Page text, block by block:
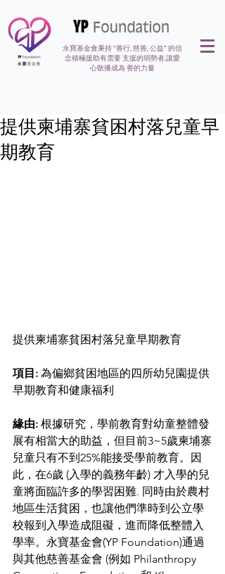
永寶基金會秉持 “善行, 慈善, 公益” 的信
念積極援助有需要 支援的弱勢者,讓愛
心散播成為 善的力量
提供柬埔寨貧困村落兒童早
期教育
提供柬埔寨貧困村落兒童早期教育
項目: 為偏鄉貧困地區的四所幼兒園提供
早期教育和健康福利
緣由: 根據研究，學前教育對幼童整體發
展有相當大的助益，但目前3~5歲柬埔寨
兒童只有不到25%能接受學前教育。因
此，在6歲 (入學的義務年齡) 才入學的兒
童將面臨許多的學習困難. 同時由於農村
地區生活貧困，也讓他們準時到公立學
校報到入學造成阻礙，進而降低整體入
學率。永寶基金會(YP Foundation)通過
與其他慈善基金會 (例如 Philanthropy